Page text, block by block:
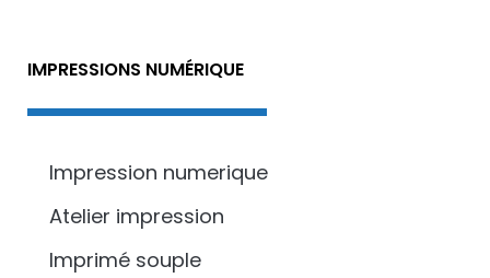
IMPRESSIONS NUMÉRIQUE
Impression numerique
Atelier impression
Imprimé souple